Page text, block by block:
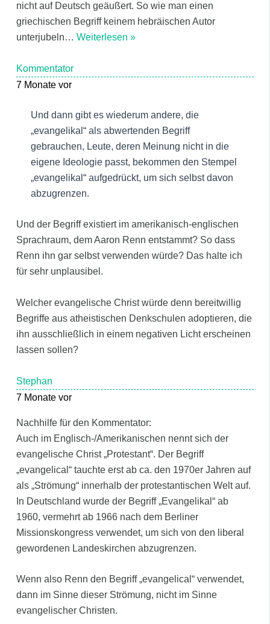
nicht auf Deutsch geäußert. So wie man einen
griechischen Begriff keinem hebräischen Autor
unterjubeln… Weiterlesen »
Kommentator
7 Monate vor
Und dann gibt es wiederum andere, die
„evangelikal“ als abwertenden Begriff
gebrauchen, Leute, deren Meinung nicht in die
eigene Ideologie passt, bekommen den Stempel
„evangelikal“ aufgedrückt, um sich selbst davon
abzugrenzen.
Und der Begriff existiert im amerikanisch-englischen
Sprachraum, dem Aaron Renn entstammt? So dass
Renn ihn gar selbst verwenden würde? Das halte ich
für sehr unplausibel.
Welcher evangelische Christ würde denn bereitwillig
Begriffe aus atheistischen Denkschulen adoptieren, die
ihn ausschließlich in einem negativen Licht erscheinen
lassen sollen?
Stephan
7 Monate vor
Nachhilfe für den Kommentator:
Auch im Englisch-/Amerikanischen nennt sich der
evangelische Christ „Protestant“. Der Begriff
„evangelical“ tauchte erst ab ca. den 1970er Jahren auf
als „Strömung“ innerhalb der protestantischen Welt auf.
In Deutschland wurde der Begriff „Evangelikal“ ab
1960, vermehrt ab 1966 nach dem Berliner
Missionskongress verwendet, um sich von den liberal
gewordenen Landeskirchen abzugrenzen.
Wenn also Renn den Begriff „evangelical“ verwendet,
dann im Sinne dieser Strömung, nicht im Sinne
evangelischer Christen.